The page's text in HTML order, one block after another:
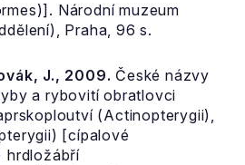
Národní muzeum
Praha, 96 s.
J., 2009. České názvy
a rybovití obratlovci
(Actinopterygii),
[cípalové
hrdložábří